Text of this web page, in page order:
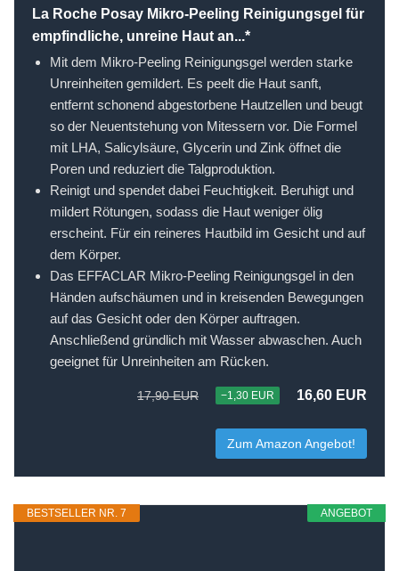
La Roche Posay Mikro-Peeling Reinigungsgel für
empfindliche, unreine Haut an...*
Mit dem Mikro-Peeling Reinigungsgel werden starke
Unreinheiten gemildert. Es peelt die Haut sanft,
entfernt schonend abgestorbene Hautzellen und beugt
so der Neuentstehung von Mitessern vor. Die Formel
mit LHA, Salicylsäure, Glycerin und Zink öffnet die
Poren und reduziert die Talgproduktion.
Reinigt und spendet dabei Feuchtigkeit. Beruhigt und
mildert Rötungen, sodass die Haut weniger ölig
erscheint. Für ein reineres Hautbild im Gesicht und auf
dem Körper.
Das EFFACLAR Mikro-Peeling Reinigungsgel in den
Händen aufschäumen und in kreisenden Bewegungen
auf das Gesicht oder den Körper auftragen.
Anschließend gründlich mit Wasser abwaschen. Auch
geeignet für Unreinheiten am Rücken.
17,90 EUR −1,30 EUR 16,60 EUR
Zum Amazon Angebot!
ANGEBOT
BESTSELLER NR. 7